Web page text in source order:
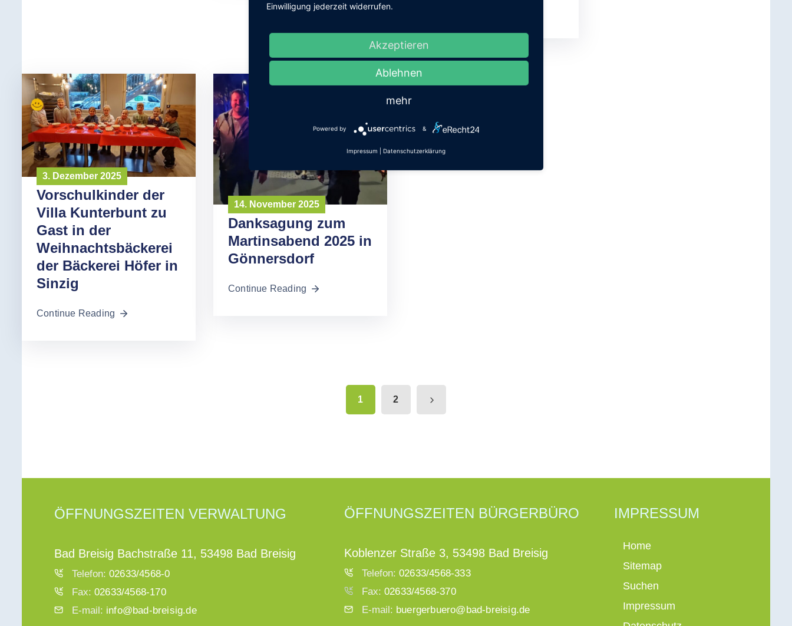
3. Dezember 2025
Vorschulkinder der
Villa Kunterbunt zu
Gast in der
Weihnachtsbäckerei
der Bäckerei Höfer in
Sinzig
Continue Reading
14. November 2025
Danksagung zum
Martinsabend 2025 in
Gönnersdorf
Continue Reading
1 2
ÖFFNUNGSZEITEN VERWALTUNG
Bad Breisig Bachstraße 11, 53498 Bad Breisig
Telefon: 02633/4568-0
Fax: 02633/4568-170
E-mail: info@bad-breisig.de
ÖFFNUNGSZEITEN BÜRGERBÜRO
Koblenzer Straße 3, 53498 Bad Breisig
Telefon: 02633/4568-333
Fax: 02633/4568-370
E-mail: buergerbuero@bad-breisig.de
IMPRESSUM
Home
Sitemap
Suchen
Impressum
Einwilligung jederzeit widerrufen.
Akzeptieren
Ablehnen
mehr
Powered by &
Impressum Datenschutzerklärung